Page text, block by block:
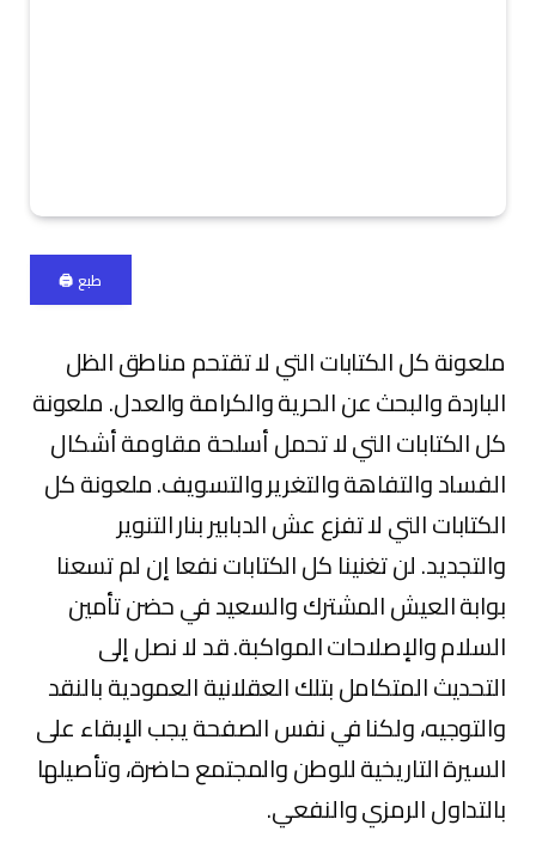
طبع 🖨
ملعونة كل الكتابات التي لا تقتحم مناطق الظل
الباردة والبحث عن الحرية والكرامة والعدل. ملعونة
كل الكتابات التي لا تحمل أسلحة مقاومة أشكال
الفساد والتفاهة والتغرير والتسويف. ملعونة كل
الكتابات التي لا تفزع عش الدبابير بنار التنوير
والتجديد. لن تغنينا كل الكتابات نفعا إن لم تسعنا
بوابة العيش المشترك والسعيد في حضن تأمين
السلام والإصلاحات المواكبة. قد لا نصل إلى
التحديث المتكامل بتلك العقلانية العمودية بالنقد
والتوجيه، ولكنا في نفس الصفحة يجب الإبقاء على
السيرة التاريخية للوطن والمجتمع حاضرة، وتأصيلها
بالتداول الرمزي والنفعي.